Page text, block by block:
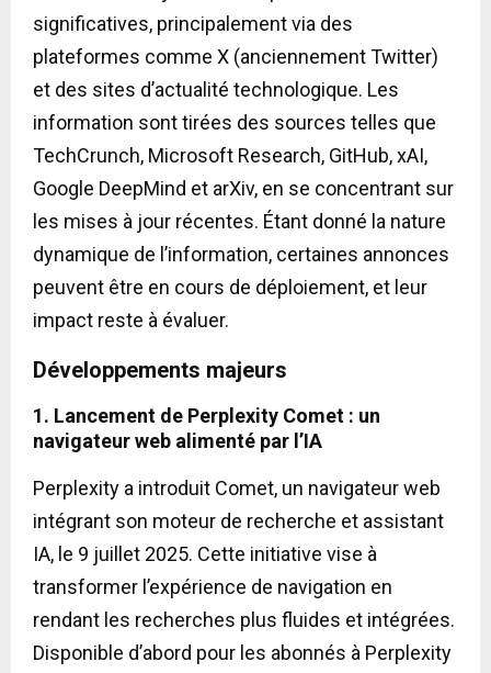
significatives, principalement via des
plateformes comme X (anciennement Twitter)
et des sites d’actualité technologique. Les
information sont tirées des sources telles que
TechCrunch, Microsoft Research, GitHub, xAI,
Google DeepMind et arXiv, en se concentrant sur
les mises à jour récentes. Étant donné la nature
dynamique de l’information, certaines annonces
peuvent être en cours de déploiement, et leur
impact reste à évaluer.
Développements majeurs
1. Lancement de Perplexity Comet : un
navigateur web alimenté par l’IA
Perplexity a introduit Comet, un navigateur web
intégrant son moteur de recherche et assistant
IA, le 9 juillet 2025. Cette initiative vise à
transformer l’expérience de navigation en
rendant les recherches plus fluides et intégrées.
Disponible d’abord pour les abonnés à Perplexity